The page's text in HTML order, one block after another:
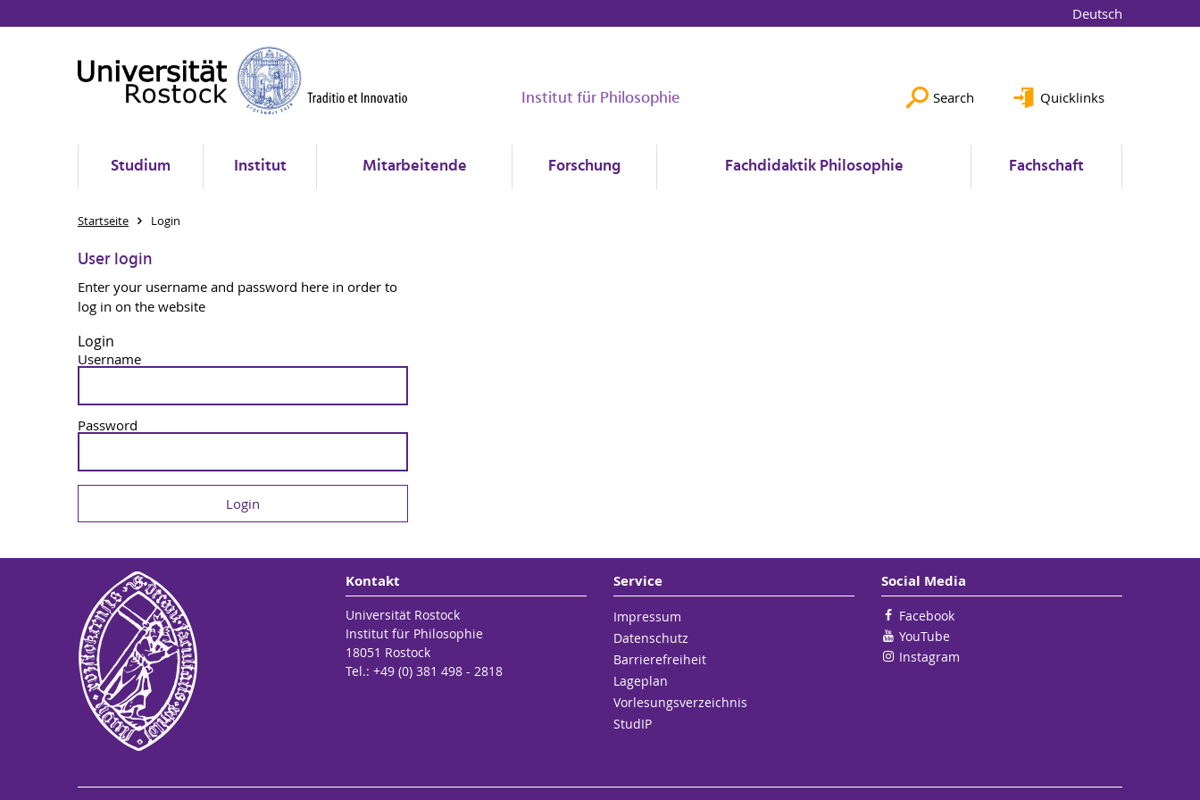
Deutsch
Institut für Philosophie Search Quicklinks
Studium Institut Mitarbeitende Forschung Fachdidaktik Philosophie Fachschaft
Startseite Login
User login
Enter your username and password here in order to
log in on the website
Login
Username
Password
Kontakt
Universität Rostock
Institut für Philosophie
18051 Rostock
Tel.: +49 (0) 381 498 - 2818
Service
Impressum
Datenschutz
Barrierefreiheit
Lageplan
Vorlesungsverzeichnis
StudIP
Social Media
Facebook
YouTube
Instagram